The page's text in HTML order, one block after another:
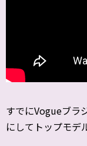
すでにVogueブラ
にしてトップモデ